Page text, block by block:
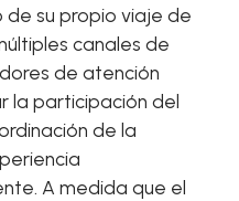
de su propio viaje de
canales de
de atención
la participación del
de la
A medida que el